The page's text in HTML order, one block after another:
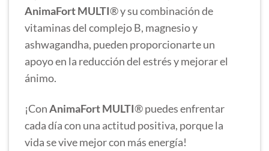
AnimaFort MULTI® y su combinación de
vitaminas del complejo B, magnesio y
ashwagandha, pueden proporcionarte un
apoyo en la reducción del estrés y mejorar el
ánimo.
¡ConAnimaFort MULTI® puedes enfrentar
cada día con una actitud positiva, porque la
vida se vive mejor con más energía!